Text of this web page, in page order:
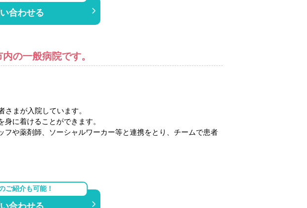
合わせる
の一般病院です。
まが入院しています。
に着けることができます。
や薬剤師、ソーシャルワーカー等と連携をとり、チームで患者
ご紹介も可能！